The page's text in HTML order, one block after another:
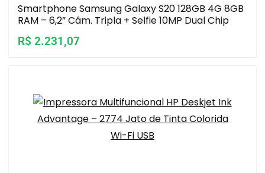
Smartphone Samsung Galaxy S20 128GB 4G 8GB
RAM – 6,2” Câm. Tripla + Selfie 10MP Dual Chip
R$ 2.231,07